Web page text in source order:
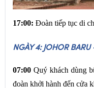
07:00 Quý khách dùng